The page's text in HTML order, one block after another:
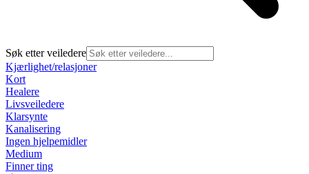
Søk etter veiledere
Kjærlighet/relasjoner
Kort
Healere
Livsveiledere
Klarsynte
Kanalisering
Ingen hjelpemidler
Medium
Finner ting